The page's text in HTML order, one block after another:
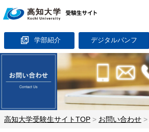
学部紹介 デジタルパンフ
高知大学受験生サイトTOP > お問い合わせ >